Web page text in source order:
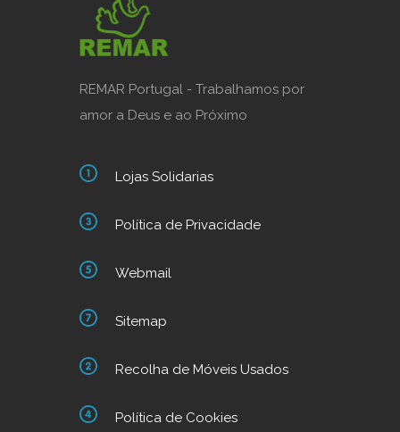
REMAR Portugal - Trabalhamos por
amor a Deus e ao Próximo
Lojas Solidarias
Política de Privacidade
Webmail
Sitemap
Recolha de Móveis Usados
Política de Cookies